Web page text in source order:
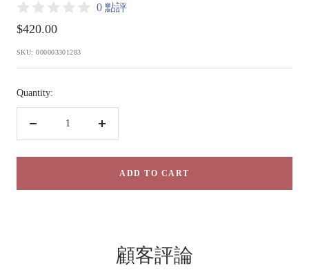
0 點評
Sale
price
$420.00
SKU:000003301283
Quantity:
Increase
ADD TO CART
顧客評論